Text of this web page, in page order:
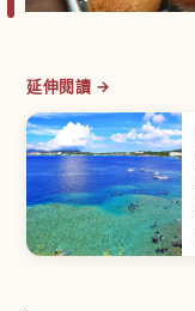
延伸閱讀 →